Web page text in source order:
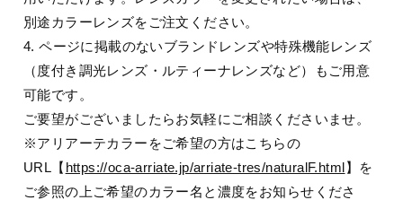
別途カラーレンズをご注文ください。
4. ページに掲載のないブランドレンズや特殊機能レンズ
（度付き調光レンズ・ルティーナレンズなど）もご用意
可能です。
ご要望がございましたらお気軽にご相談くださいませ。
※アリアーテカラーをご希望の方はこちらの
URL【 https://oca-arriate.jp/arriate-tres/naturalF.html】を
ご参照の上ご希望のカラー名と濃度をお知らせくださ